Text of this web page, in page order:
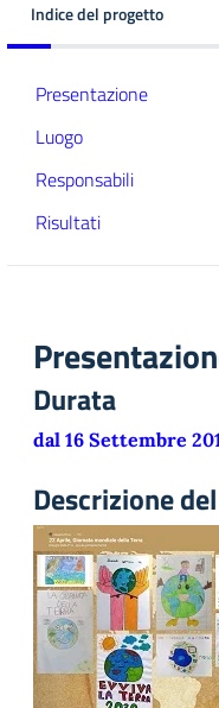
Indice del progetto
Presentazione
Luogo
Responsabili
Risultati
Durata
dal 16 Settembre
Descrizione